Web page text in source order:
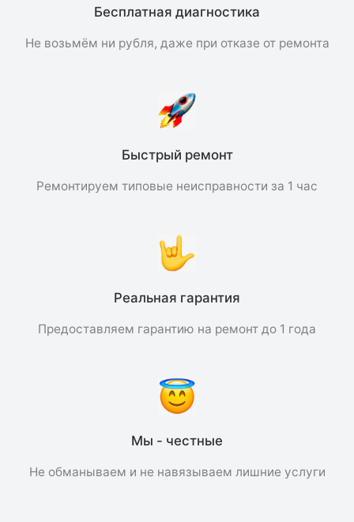
Бесплатная диагностика
Не возьмём ни рубля, даже при отказе от ремонта
Быстрый ремонт
Ремонтируем типовые неисправности за 1 час
Реальная гарантия
Предоставляем гарантию на ремонт до 1 года
Мы - честные
Не обманываем и не навязываем лишние услуги